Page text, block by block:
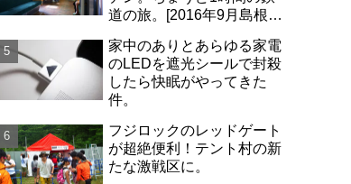
道の旅。[2016年9月島根旅
家中のありとあらゆる家電
のLEDを遮光シールで封殺
したら快眠がやってきた
件。
フジロックのレッドゲート
が超絶便利！テント村の新
たな激戦区に。